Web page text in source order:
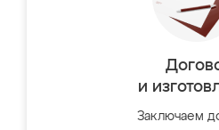
и
Заключаем